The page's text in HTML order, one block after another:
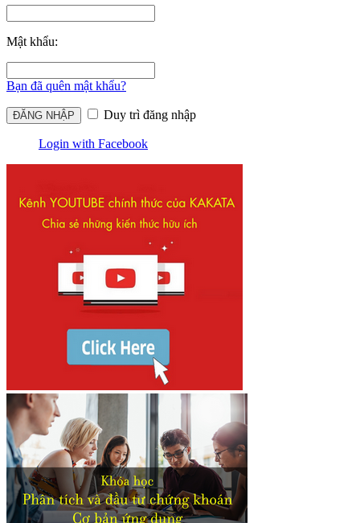
Mật khẩu:
Bạn đã quên mật khẩu?
Duy trì đăng nhập
Login with Facebook